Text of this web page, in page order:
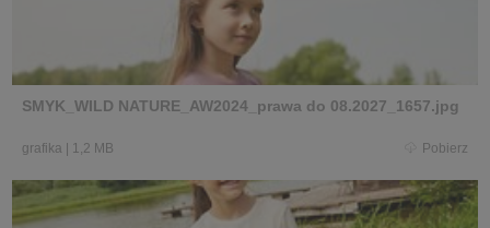
SMYK_WILD NATURE_AW2024_prawa do 08.2027_1657.jpg
grafika 1,2 MB Pobierz